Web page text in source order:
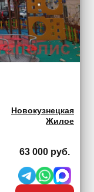
Новокузнецкая
Жилое
63 000 руб.